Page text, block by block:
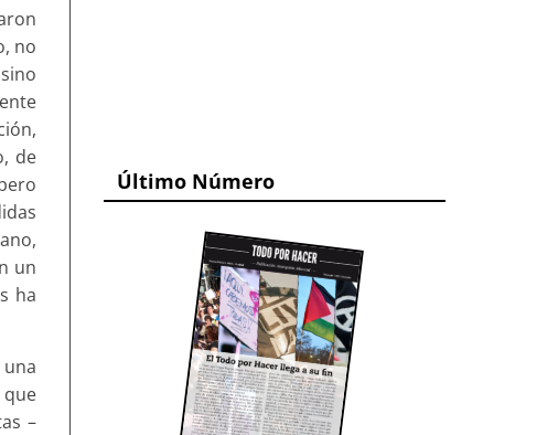
no
de
un
ha
–
Último Número